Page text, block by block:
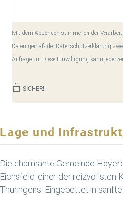
Mit dem Absenden stimme ich der
Daten gemäß der Datenschutzerklärung
Anfrage zu. Diese Einwilligung kann
SICHER!
Lage und
Die charmante Gemeinde
Eichsfeld, einer der reizvollsten
Thüringens. Eingebettet in